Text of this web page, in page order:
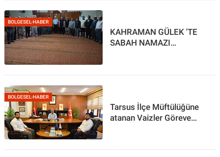
BOLGESEL-HABER
KAHRAMAN GÜLEK 'TE
SABAH NAMAZI
BOLGESEL-HABER
Tarsus İlçe Müftülüğüne
atanan Vaizler Göreve